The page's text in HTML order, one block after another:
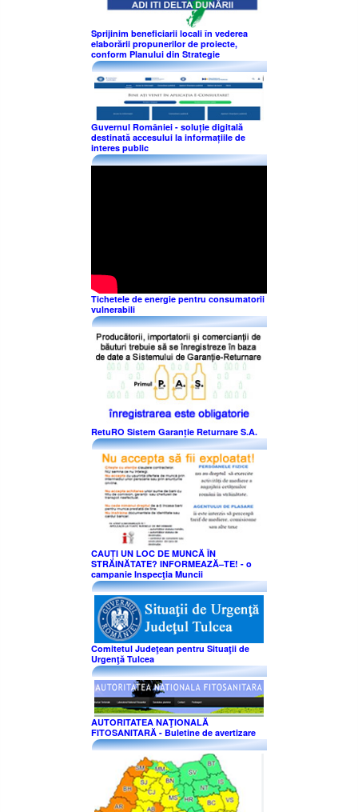
Sprijinim beneficiarii locali în vederea
elaborării propunerilor de proiecte,
conform Planului din Strategie
Guvernul României - soluție digitală
destinată accesului la informațiile de
interes public
Tichetele de energie pentru consumatorii
vulnerabili
RetuRO Sistem Garanție Returnare S.A.
CAUȚI UN LOC DE MUNCĂ ÎN
STRĂINĂTATE? INFORMEAZĂ–TE! - o
campanie Inspecţia Muncii
Comitetul Judeţean pentru Situaţii de
Urgenţă Tulcea
AUTORITATEA NAŢIONALĂ
FITOSANITARĂ - Buletine de avertizare